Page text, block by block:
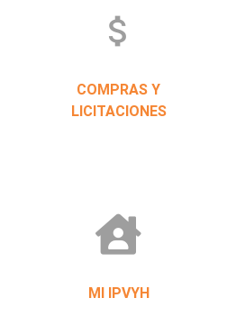
attach_money
COMPRAS Y
LICITACIONES
MI IPVYH